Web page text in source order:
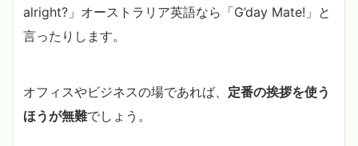
alright?」オーストラリア英語なら「G’day Mate!」と
言ったりします。
オフィスやビジネスの場であれば、 定番の挨拶を使う
ほうが無難でしょう。